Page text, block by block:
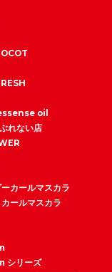
oil
れない店
カールマスカラ
ールマスカラ
シリーズ